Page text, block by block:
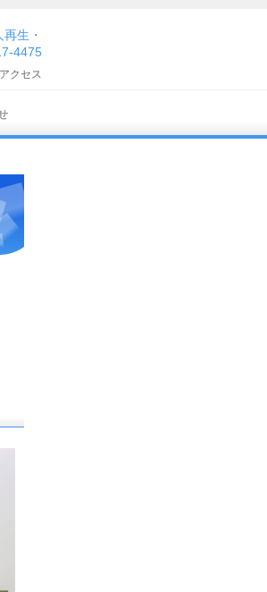
生・
4475
アクセス